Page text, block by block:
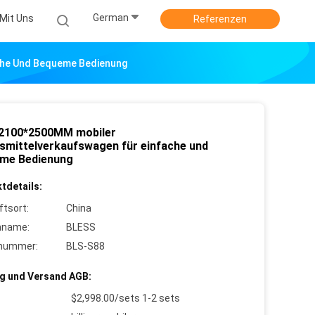
Uns German Referenzen
Und Bequeme Bedienung
mobiler
für einfache und
Bedienung
China
BLESS
BLS-S88
und Versand AGB:
$2,998.00/sets 1-2 sets